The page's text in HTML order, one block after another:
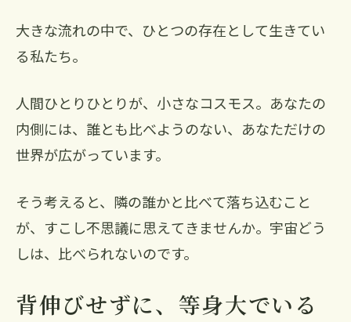
大きな流れの中で、ひとつの存在として生きてい
る私たち。
人間ひとりひとりが、小さなコスモス。あなたの
内側には、誰とも比べようのない、あなただけの
世界が広がっています。
そう考えると、隣の誰かと比べて落ち込むこと
が、すこし不思議に思えてきませんか。宇宙どう
しは、比べられないのです。
背伸びせずに、等身大でいる